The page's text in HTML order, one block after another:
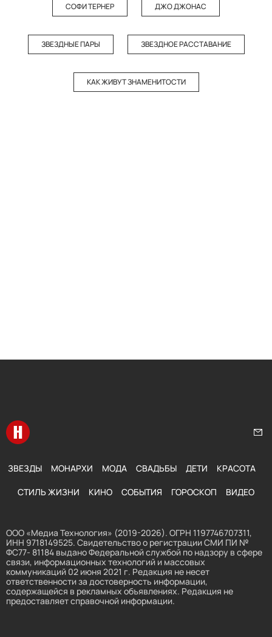
СОФИ ТЕРНЕР ДЖО ДЖОНАС
ЗВЕЗДНЫЕ ПАРЫ ЗВЕЗДНОЕ РАССТАВАНИЕ
КАК ЖИВУТ ЗНАМЕНИТОСТИ
Перейти на главную
ЗВЕЗДЫ МОНАРХИ МОДА СВАДЬБЫ ДЕТИ КРАСОТА
СТИЛЬ ЖИЗНИ КИНО СОБЫТИЯ ГОРОСКОП ВИДЕО
ООО «Медиа Технология» (2019-2026). ОГРН 1197746707311,
ИНН 9718149525. Свидетельство о регистрации СМИ ПИ №
ФС77- 81184 выдано Федеральной службой по надзору в сфере
связи, информационных технологий и массовых
коммуникаций 02 июня 2021 г. Редакция не несет
ответственности за достоверность информации,
содержащейся в рекламных объявлениях. Редакция не
предоставляет справочной информации.